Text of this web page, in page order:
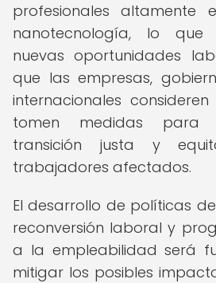
profesionales altamente
nanotecnología, lo
nuevas oportunidades
que las empresas,
internacionales
tomen medidas para
transición justa y
trabajadores afectados.
El desarrollo de políticas
reconversión laboral y
a la empleabilidad será
mitigar los posibles